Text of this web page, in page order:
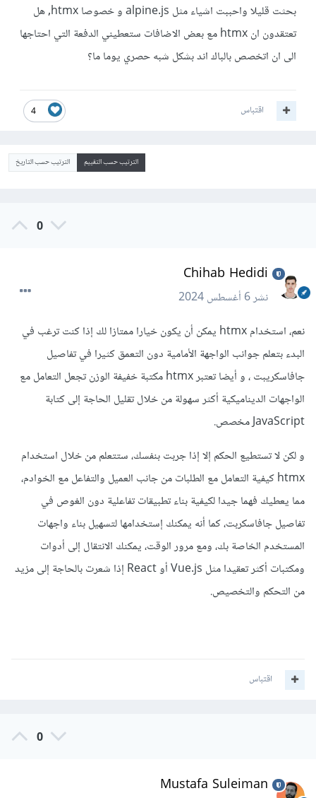
بحثت قليلا واحببت اشياء مثل alpine.js و خصوصا htmx, هل
تعتقدون ان htmx مع بعض الاضافات ستعطيني الدفعة التي احتاجها
الى ان اتخصص بالباك اند بشكل شبه حصري يوما ما؟
4 اقتباس
الترتيب حسب التقييم الترتيب حسب التاريخ
0
Chihab Hedidi
نشر6 أغسطس 2024
نعم، استخدام htmx يمكن أن يكون خيارا ممتازا لك إذا كنت ترغب في
البدء بتعلم جوانب الواجهة الأمامية دون التعمق كثيرا في تفاصيل
جافاسكريبت ، و أيضا تعتبر htmx مكتبة خفيفة الوزن تجعل التعامل مع
الواجهات الديناميكية أكثر سهولة من خلال تقليل الحاجة إلى كتابة
JavaScript مخصص.
و لكن لا تستطيع الحكم إلا إذا جربت بنفسك، ستتعلم من خلال استخدام
htmx كيفية التعامل مع الطلبات من جانب العميل والتفاعل مع الخوادم،
مما يعطيك فهما جيدا لكيفية بناء تطبيقات تفاعلية دون الغوص في
تفاصيل جافاسكربت، كما أنه يمكنك إستخدامها لتسهيل بناء واجهات
المستخدم الخاصة بك، ومع مرور الوقت، يمكنك الانتقال إلى أدوات
ومكتبات أكثر تعقيدا مثل Vue.js أو React إذا شعرت بالحاجة إلى مزيد
من التحكم والتخصيص.
اقتباس
0
Mustafa Suleiman